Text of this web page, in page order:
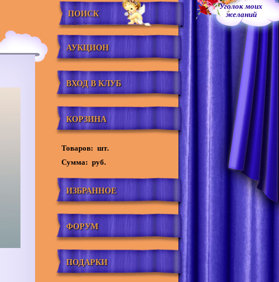
Уголок моих
желаний
ПОИСК
АУКЦИОН
ВХОД В КЛУБ
КОРЗИНА
Товаров: шт.
Сумма: руб.
ИЗБРАННОЕ
ФОРУМ
ПОДАРКИ